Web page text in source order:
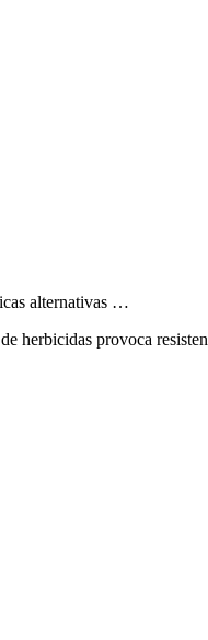
alternativas …
herbicidas provoca